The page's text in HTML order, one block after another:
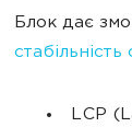
Блок дає
стабільність
LCP